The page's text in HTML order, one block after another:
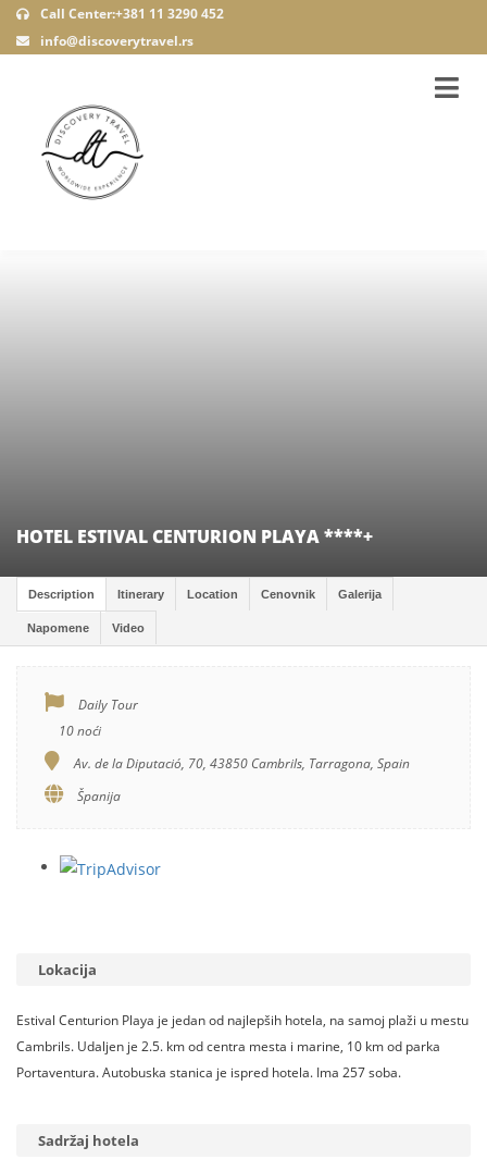
Call Center:+381 11 3290 452
info@discoverytravel.rs
HOTEL ESTIVAL CENTURION PLAYA ****+
Description Itinerary Location Cenovnik Galerija
Napomene Video
Daily Tour
10 noći
Av. de la Diputació, 70, 43850 Cambrils, Tarragona, Spain
Španija
Lokacija
Estival Centurion Playa je jedan od najlepših hotela, na samoj plaži u mestu
Cambrils. Udaljen je 2.5. km od centra mesta i marine, 10 km od parka
Portaventura. Autobuska stanica je ispred hotela. Ima 257 soba.
Sadržaj hotela